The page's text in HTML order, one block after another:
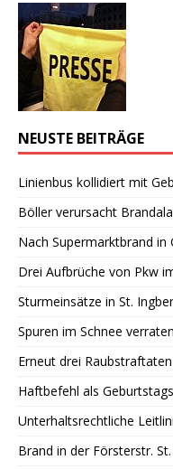
NEUSTE BEITRÄGE
Linienbus kollidiert mit
Böller verursacht
Nach Supermarktbrand in
Drei Aufbrüche von Pkw
Sturmeinsätze in St.
Spuren im Schnee
Erneut drei
Haftbefehl als
Unterhaltsrechtliche
Brand in der Försterstr. St.